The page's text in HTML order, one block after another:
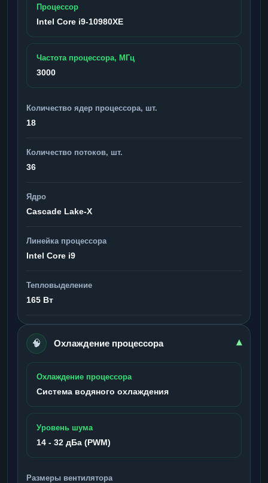
Процессор
Intel Core i9-10980XE
Частота процессора, МГц
3000
Количество ядер процессора, шт.
18
Количество потоков, шт.
36
Ядро
Cascade Lake-X
Линейка процессора
Intel Core i9
Тепловыделение
165 Вт
🧠 Охлаждение процессора ▾
Охлаждение процессора
Система водяного охлаждения
Уровень шума
14 - 32 дБа (PWM)
Размеры вентилятора